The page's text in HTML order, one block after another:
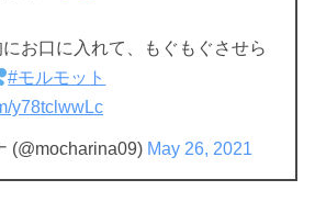
お口に入れて、もぐもぐさせら
#モルモット
y78tclwwLc
(@mocharina09) May 26, 2021